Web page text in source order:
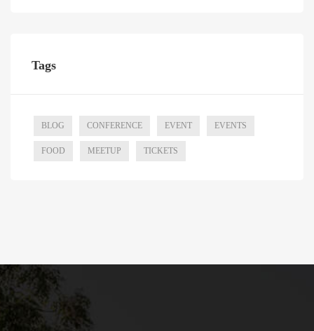
Tags
BLOG CONFERENCE EVENT EVENTS
FOOD MEETUP TICKETS